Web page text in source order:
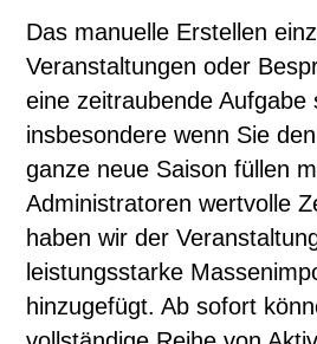
Das manuelle Erstellen
Veranstaltungen oder
eine zeitraubende Aufgabe
insbesondere wenn Sie
ganze neue Saison füllen
Administratoren wertvolle
haben wir der
leistungsstarke
hinzugefügt. Ab sofort